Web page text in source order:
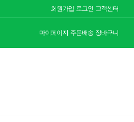
회원가입 로그인 고객센터
마이페이지 주문배송 장바구니